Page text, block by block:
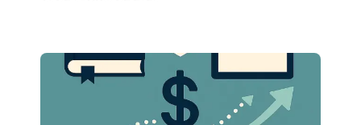
fundos mais rapidamente.